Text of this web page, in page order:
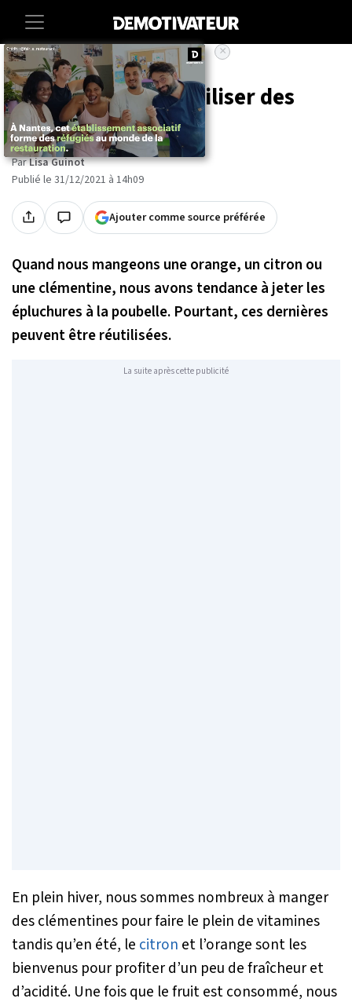
Accueil Maison
3 astuces pour réutiliser des
écorces d'agrumes
ParLisa Guinot
Publié le 31/12/2021 à 14h09
Ajouter comme source préférée
Quand nous mangeons une orange, un citron ou
une clémentine, nous avons tendance à jeter les
épluchures à la poubelle. Pourtant, ces dernières
peuvent être réutilisées.
La suite après cette publicité
En plein hiver, nous sommes nombreux à manger
des clémentines pour faire le plein de vitamines
tandis qu’en été, le citron et l’orange sont les
bienvenus pour profiter d’un peu de fraîcheur et
d’acidité. Une fois que le fruit est consommé, nous
×